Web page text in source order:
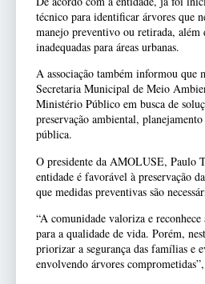
técnico para identificar árvores que
manejo preventivo ou retirada, além
inadequadas para áreas urbanas.
A associação também informou que
Secretaria Municipal de Meio
Ministério Público em busca de
preservação ambiental,
pública.
O presidente da AMOLUSE, Paulo
entidade é favorável à preservação
que medidas preventivas são
“A comunidade valoriza e
para a qualidade de vida. Porém,
priorizar a segurança das famílias e
envolvendo árvores